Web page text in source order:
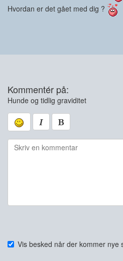
Hvordan er det gået med dig ?
Kommentér på:
Hunde og tidlig graviditet
Vis besked når der kommer nye